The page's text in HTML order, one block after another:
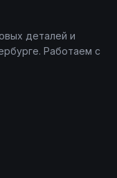
деталей и
Работаем с